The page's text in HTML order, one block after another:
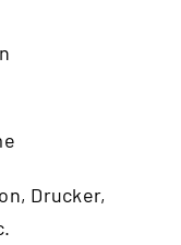
Drucker,